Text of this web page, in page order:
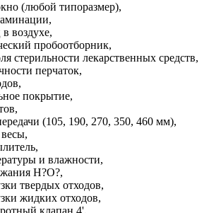
(любой типоразмер),
воздухе,
пробоотборник,
стерильности лекарственных средств,
перчаток,
покрытие,
(105, 190, 270, 350, 460 мм),
и влажности,
H?O?,
твердых отходов,
жидких отходов,